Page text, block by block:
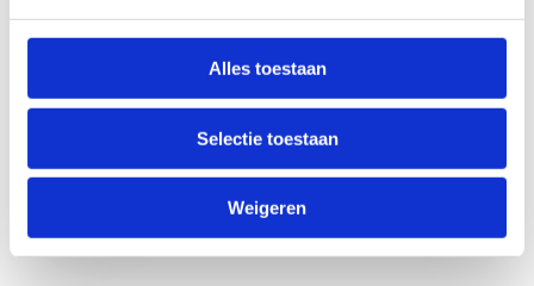
Alles toestaan
Selectie toestaan
Weigeren
Anti-Robot Verification
Click to start verification
Verzend